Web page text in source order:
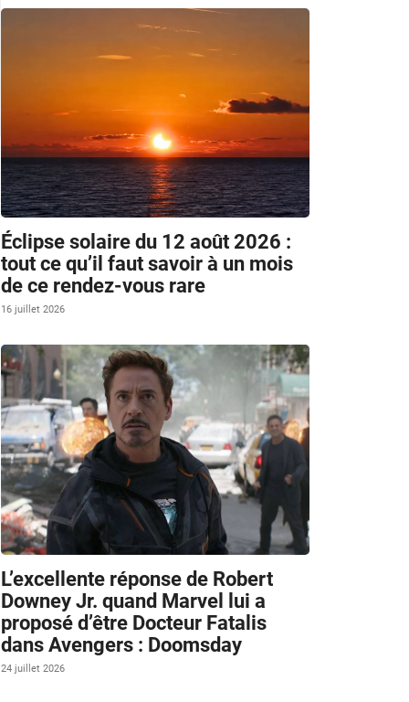
Éclipse solaire du 12 août 2026 :
tout ce qu’il faut savoir à un mois
de ce rendez-vous rare
16 juillet 2026
L’excellente réponse de Robert
Downey Jr. quand Marvel lui a
proposé d’être Docteur Fatalis
dans Avengers : Doomsday
24 juillet 2026